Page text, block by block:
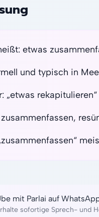
etwas
und typisch in
„etwas rekapitulieren“
mit Parlai auf
sofortige Sprech- und